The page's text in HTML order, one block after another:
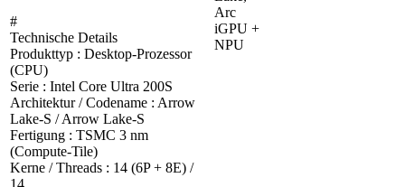
#
Technische Details
Produkttyp : Desktop-Prozessor
(CPU)
Serie : Intel Core Ultra 200S
Architektur / Codename : Arrow
Lake-S / Arrow Lake-S
Fertigung : TSMC 3 nm
(Compute-Tile)
Kerne / Threads : 14 (6P + 8E) /
Arc
iGPU +
NPU